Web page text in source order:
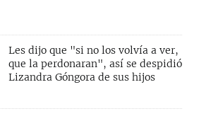
Les dijo que "si no los volvía a ver,
que la perdonaran", así se despidió
Lizandra Góngora de sus hijos